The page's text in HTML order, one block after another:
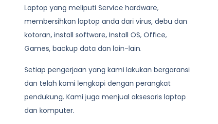
Laptop yang meliputi Service hardware,
membersihkan laptop anda dari virus, debu dan
kotoran, install software, Install OS, Office,
Games, backup data dan lain-lain.
Setiap pengerjaan yang kami lakukan bergaransi
dan telah kami lengkapi dengan perangkat
pendukung. Kami juga menjual aksesoris laptop
dan komputer.